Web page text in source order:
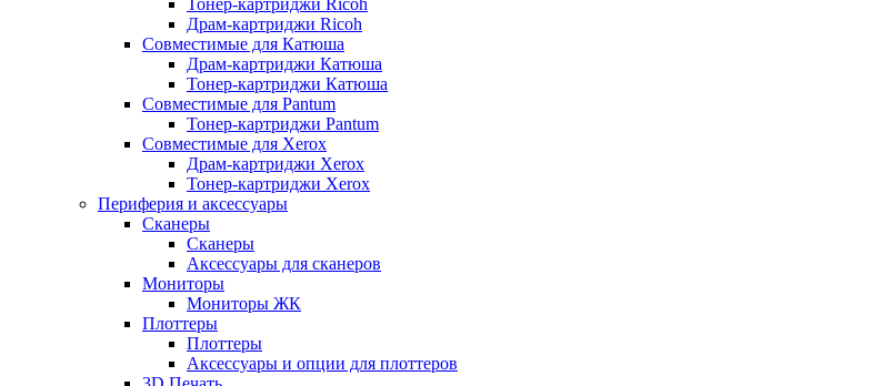
Тонер-картриджи Ricoh
Драм-картриджи Ricoh
Совместимые для Катюша
Драм-картриджи Катюша
Тонер-картриджи Катюша
Совместимые для Pantum
Тонер-картриджи Pantum
Совместимые для Xerox
Драм-картриджи Xerox
Тонер-картриджи Xerox
Периферия и аксессуары
Сканеры
Сканеры
Аксессуары для сканеров
Мониторы
Мониторы ЖК
Плоттеры
Плоттеры
Аксессуары и опции для плоттеров